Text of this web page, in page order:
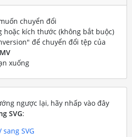
chuyển đổi
hoặc kích thước (không bắt buộc)
để chuyển đổi tệp của
xuống
ngược lại, hãy nhấp vào đây
SVG:
SVG